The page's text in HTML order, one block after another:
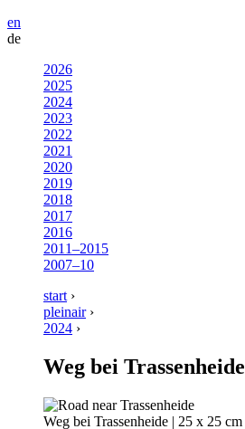
en
de
2026
2025
2024
2023
2022
2021
2020
2019
2018
2017
2016
2011–2015
2007–10
start ›
pleinair›
2024 ›
Weg bei Trassenheide
Weg bei Trassenheide | 25 x 25 cm